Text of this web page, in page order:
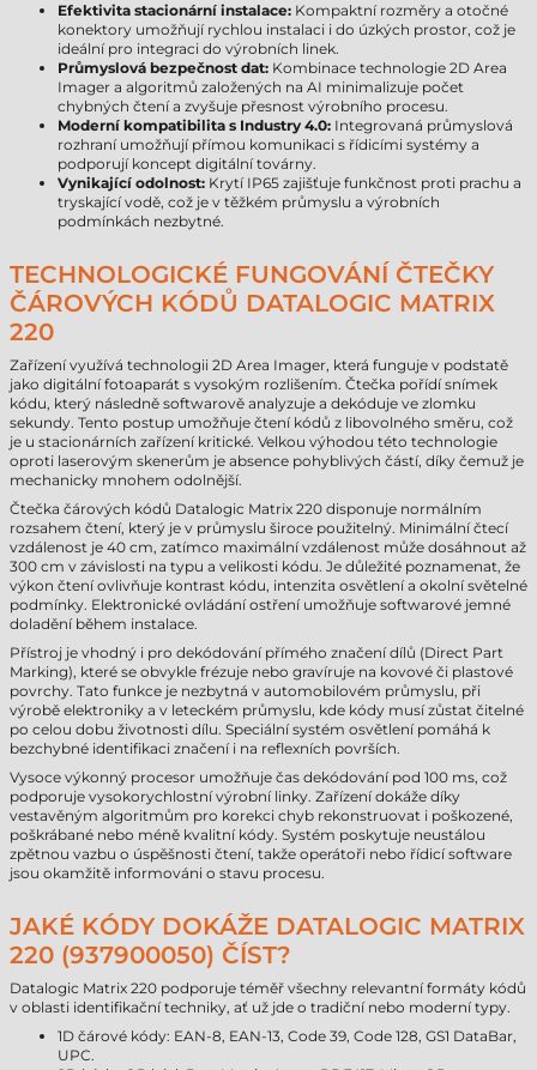
Efektivita stacionární instalace: Kompaktní rozměry a otočné
konektory umožňují rychlou instalaci i do úzkých prostor, což je
ideální pro integraci do výrobních linek.
Průmyslová bezpečnost dat: Kombinace technologie 2D Area
Imager a algoritmů založených na AI minimalizuje počet
chybných čtení a zvyšuje přesnost výrobního procesu.
Moderní kompatibilita s Industry 4.0: Integrovaná průmyslová
rozhraní umožňují přímou komunikaci s řídicími systémy a
podporují koncept digitální továrny.
Vynikající odolnost: Krytí IP65 zajišťuje funkčnost proti prachu a
tryskající vodě, což je v těžkém průmyslu a výrobních
podmínkách nezbytné.
TECHNOLOGICKÉ FUNGOVÁNÍ ČTEČKY
ČÁROVÝCH KÓDŮ DATALOGIC MATRIX
220
Zařízení využívá technologii 2D Area Imager, která funguje v podstatě
jako digitální fotoaparát s vysokým rozlišením. Čtečka pořídí snímek
kódu, který následně softwarově analyzuje a dekóduje ve zlomku
sekundy. Tento postup umožňuje čtení kódů z libovolného směru, což
je u stacionárních zařízení kritické. Velkou výhodou této technologie
oproti laserovým skenerům je absence pohyblivých částí, díky čemuž je
mechanicky mnohem odolnější.
Čtečka čárových kódů Datalogic Matrix 220 disponuje normálním
rozsahem čtení, který je v průmyslu široce použitelný. Minimální čtecí
vzdálenost je 40 cm, zatímco maximální vzdálenost může dosáhnout až
300 cm v závislosti na typu a velikosti kódu. Je důležité poznamenat, že
výkon čtení ovlivňuje kontrast kódu, intenzita osvětlení a okolní světelné
podmínky. Elektronické ovládání ostření umožňuje softwarové jemné
doladění během instalace.
Přístroj je vhodný i pro dekódování přímého značení dílů (Direct Part
Marking), které se obvykle frézuje nebo gravíruje na kovové či plastové
povrchy. Tato funkce je nezbytná v automobilovém průmyslu, při
výrobě elektroniky a v leteckém průmyslu, kde kódy musí zůstat čitelné
po celou dobu životnosti dílu. Speciální systém osvětlení pomáhá k
bezchybné identifikaci značení i na reflexních površích.
Vysoce výkonný procesor umožňuje čas dekódování pod 100 ms, což
podporuje vysokorychlostní výrobní linky. Zařízení dokáže díky
vestavěným algoritmům pro korekci chyb rekonstruovat i poškozené,
poškrábané nebo méně kvalitní kódy. Systém poskytuje neustálou
zpětnou vazbu o úspěšnosti čtení, takže operátoři nebo řídicí software
jsou okamžitě informováni o stavu procesu.
JAKÉ KÓDY DOKÁŽE DATALOGIC MATRIX
220 (937900050) ČÍST?
Datalogic Matrix 220 podporuje téměř všechny relevantní formáty kódů
v oblasti identifikační techniky, ať už jde o tradiční nebo moderní typy.
1D čárové kódy: EAN-8, EAN-13, Code 39, Code 128, GS1 DataBar,
UPC.